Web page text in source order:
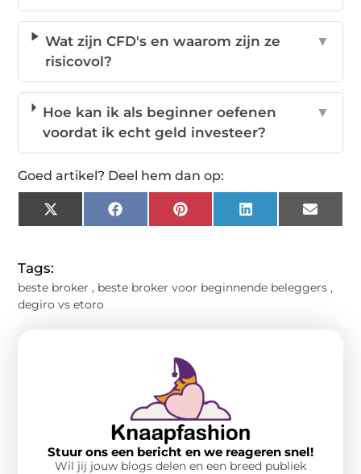
Wat zijn CFD's en waarom zijn ze
risicovol?
▼
Hoe kan ik als beginner oefenen
voordat ik echt geld investeer?
▼
Goed artikel? Deel hem dan op:
X
(Twitter)
FacebookPinterestLinkedInEmail
Tags:
beste broker , beste broker voor beginnende beleggers ,
degiro vs etoro
Stuur ons een bericht en we reageren snel!
Wil jij jouw blogs delen en een breed publiek